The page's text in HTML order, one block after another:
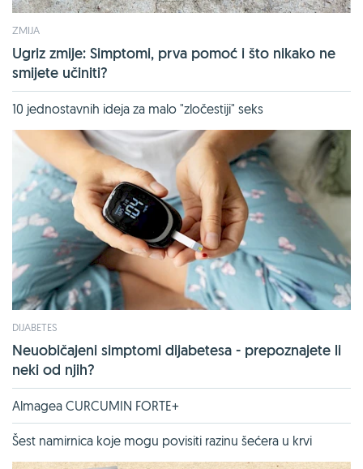
ZMIJA
Ugriz zmije: Simptomi, prva pomoć i što nikako ne
smijete učiniti?
10 jednostavnih ideja za malo "zločestiji" seks
DIJABETES
Neuobičajeni simptomi dijabetesa - prepoznajete li
neki od njih?
Almagea CURCUMIN FORTE+
Šest namirnica koje mogu povisiti razinu šećera u krvi